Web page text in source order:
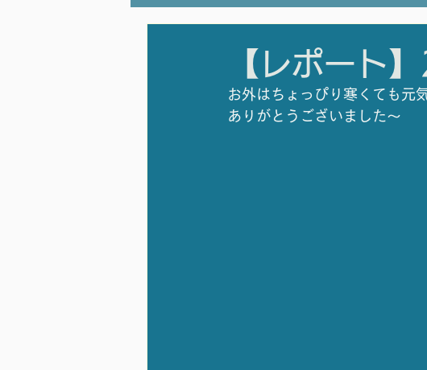
【レポート
お外はちょっぴり寒くても元
ありがとうございました〜